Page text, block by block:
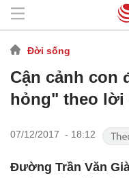
Đời sống
Cận cảnh con
hỏng" theo lời
07/12/2017 - 18:12
Đường Trần Văn